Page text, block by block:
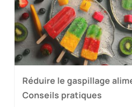
Réduire le gaspillage
Conseils pratiques